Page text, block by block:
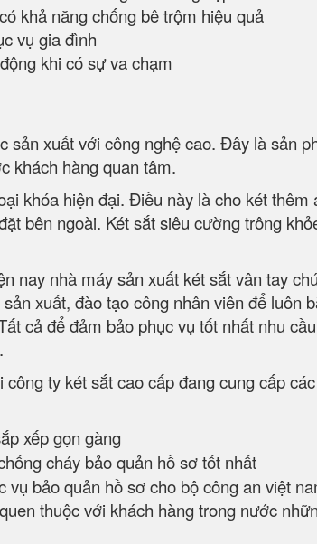
khả năng chống bê trộm hiệu quả
vụ gia đình
khi có sự va chạm
sản xuất với công nghệ cao. Đây là sản
khách hàng quan tâm.
khóa hiện đại. Điều này là cho két thêm
bên ngoài. Két sắt siêu cường trông
nay nhà máy sản xuất két sắt vân tay
xuất, đào tạo công nhân viên để luôn
cả để đảm bảo phục vụ tốt nhất nhu
ty két sắt cao cấp đang cung cấp
xếp gọn gàng
cháy bảo quản hồ sơ tốt nhất
vụ bảo quản hồ sơ cho bộ công an việt
thuộc với khách hàng trong nước